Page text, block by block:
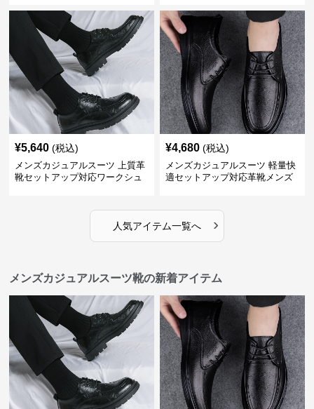
¥5,640 (税込)
メンズカジュアルスーツ 上質革
靴セットアップ対応ワークシュ
¥4,680 (税込)
メンズカジュアルスーツ 軽量快
適セットアップ対応革靴メンズ
人気アイテム一覧へ ›
メンズカジュアルスーツ靴の新着アイテム